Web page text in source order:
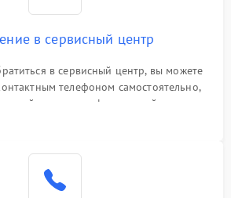
в сервисный центр
в сервисный центр, вы можете
телефоном самостоятельно,
свой номер телефона на сайте